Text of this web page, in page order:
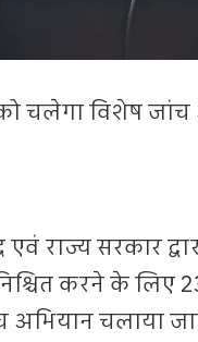
चलेगा विशेष
एवं राज्य सरकार
करने के लिए
चलाया